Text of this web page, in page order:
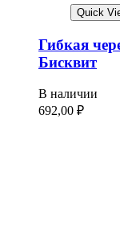
Quick
Гибкая
Бисквит
В наличии
692,00 ₽